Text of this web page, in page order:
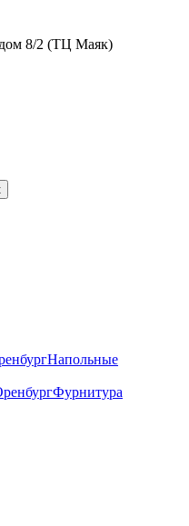
8/2 (ТЦ Маяк)
Напольные
Фурнитура